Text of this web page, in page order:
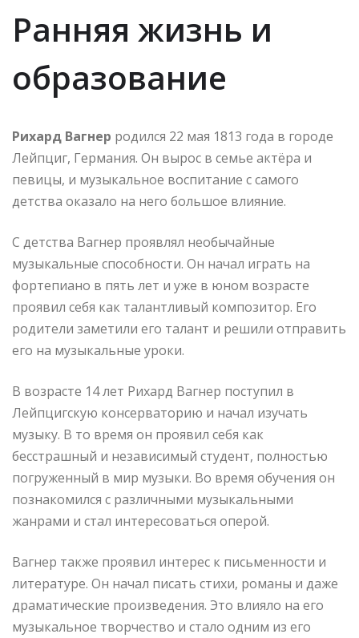
Ранняя жизнь и
образование
Рихард Вагнер родился 22 мая 1813 года в городе
Лейпциг, Германия. Он вырос в семье актёра и
певицы, и музыкальное воспитание с самого
детства оказало на него большое влияние.
С детства Вагнер проявлял необычайные
музыкальные способности. Он начал играть на
фортепиано в пять лет и уже в юном возрасте
проявил себя как талантливый композитор. Его
родители заметили его талант и решили отправить
его на музыкальные уроки.
В возрасте 14 лет Рихард Вагнер поступил в
Лейпцигскую консерваторию и начал изучать
музыку. В то время он проявил себя как
бесстрашный и независимый студент, полностью
погруженный в мир музыки. Во время обучения он
познакомился с различными музыкальными
жанрами и стал интересоваться оперой.
Вагнер также проявил интерес к письменности и
литературе. Он начал писать стихи, романы и даже
драматические произведения. Это влияло на его
музыкальное творчество и стало одним из его